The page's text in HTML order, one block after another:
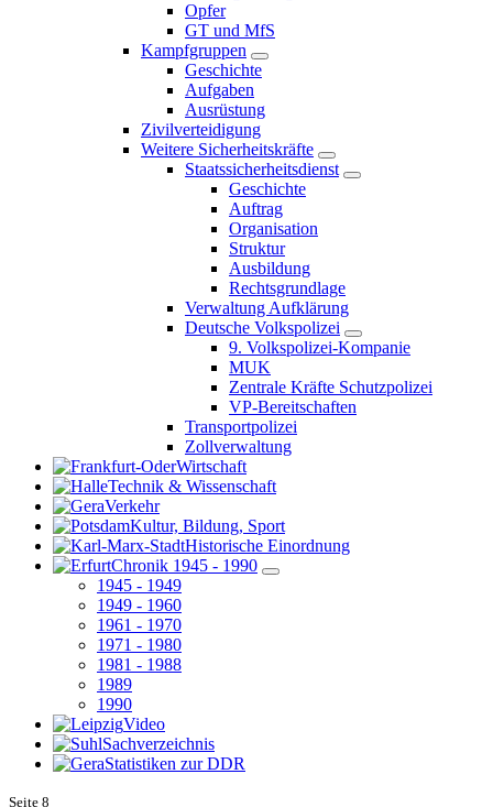
Opfer
GT und MfS
Kampfgruppen
Geschichte
Aufgaben
Ausrüstung
Zivilverteidigung
Weitere Sicherheitskräfte
Staatssicherheitsdienst
Geschichte
Auftrag
Organisation
Struktur
Ausbildung
Rechtsgrundlage
Verwaltung Aufklärung
Deutsche Volkspolizei
9. Volkspolizei-Kompanie
MUK
Zentrale Kräfte Schutzpolizei
VP-Bereitschaften
Transportpolizei
Zollverwaltung
Wirtschaft
Technik & Wissenschaft
Verkehr
Kultur, Bildung, Sport
Historische Einordnung
Chronik 1945 - 1990
1945 - 1949
1949 - 1960
1961 - 1970
1971 - 1980
1981 - 1988
1989
1990
Video
Sachverzeichnis
Statistiken zur DDR
Seite 8